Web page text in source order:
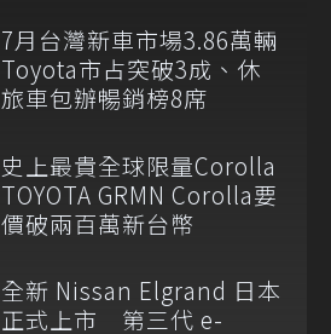
7月台灣新車市場3.86萬輛
Toyota市占突破3成、休
旅車包辦暢銷榜8席
史上最貴全球限量Corolla
TOYOTA GRMN Corolla要
價破兩百萬新台幣
全新 Nissan Elgrand 日本
正式上市 第三代 e-